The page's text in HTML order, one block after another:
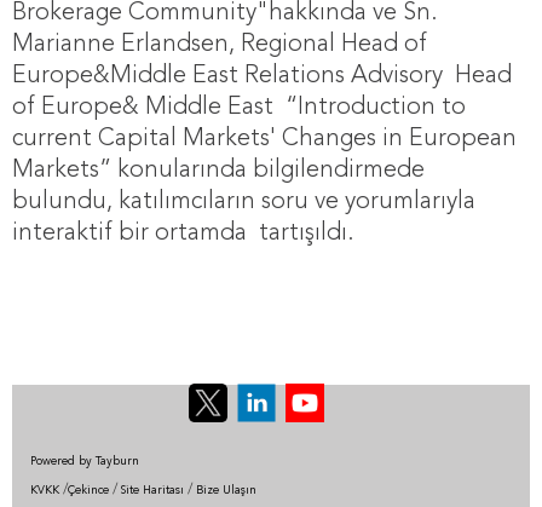
Brokerage Community"hakkında ve Sn.
Marianne Erlandsen, Regional Head of
Europe&Middle East Relations Advisory Head
of Europe& Middle East “Introduction to
current Capital Markets' Changes in European
Markets” konularında bilgilendirmede
bulundu, katılımcıların soru ve yorumlarıyla
interaktif bir ortamda tartışıldı.
Powered by Tayburn
KVKK /Çekince / Site Haritası / Bize Ulaşın